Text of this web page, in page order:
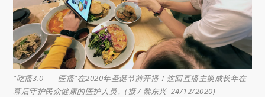
“吃播3.0——医播”在2020年圣诞节前开播！这回直播主换成长年在
幕后守护民众健康的医护人员。(摄 / 黎东兴 24/12/2020)